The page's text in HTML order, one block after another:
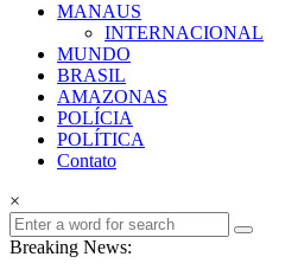
Japonês
Japão
mais
perto
MANAUS
INTERNACIONAL
MUNDO
BRASIL
AMAZONAS
POLÍCIA
POLÍTICA
Contato
×
Breaking News: